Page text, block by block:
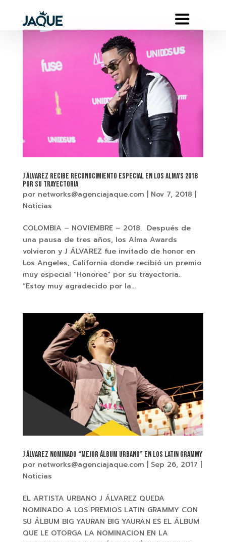
J ÁLVAREZ RECIBE RECONOCIMIENTO ESPECIAL EN LOS ALMA’S 2018
POR SU TRAYECTORIA
por networks@agenciajaque.com Nov 7, 2018
Noticias
COLOMBIA – NOVIEMBRE – 2018. Después de
una pausa de tres años, los Alma Awards
volvieron y J ÁLVAREZ fue invitado de honor en
Los Angeles, California donde recibió un premio
muy especial “Honoree” por su trayectoria.
“Estoy muy agradecido por la...
J ÁLVAREZ Nominado “MEJOR ÁLBUM URBANO” en los LATIN GRAMMY
por networks@agenciajaque.com | Sep 26, 2017 |
Noticias
EL ARTISTA URBANO J ÁLVAREZ QUEDA
NOMINADO A LOS PREMIOS LATIN GRAMMY CON
SU ÁLBUM BIG YAURAN BIG YAURAN ES EL ÁLBUM
QUE LE OTORGA LA NOMINACION EN LA